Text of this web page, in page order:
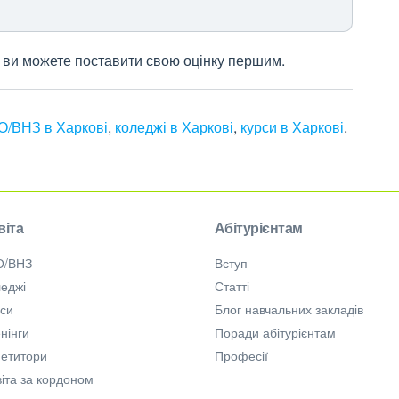
ви можете поставити свою оцінку першим.
ВНЗ в Харкові, коледжі в Харкові, курси в Харкові.
ВНЗ
за кордоном
Абітурієнтам
Вступ
Статті
Блог навчальних закладів
Поради абітурієнтам
Професії